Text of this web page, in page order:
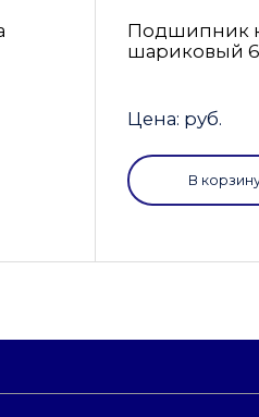
Подшипник
шариковый
Цена: руб.
В